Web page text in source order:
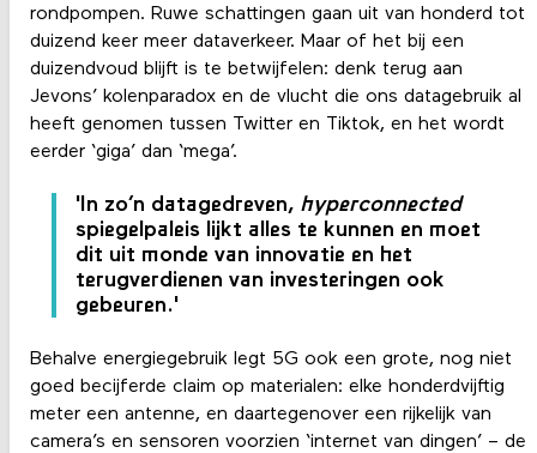
rondpompen. Ruwe schattingen gaan uit van honderd tot
duizend keer meer dataverkeer. Maar of het bij een
duizendvoud blijft is te betwijfelen: denk terug aan
Jevons’ kolenparadox en de vlucht die ons datagebruik al
heeft genomen tussen Twitter en Tiktok, en het wordt
eerder ‘giga’ dan ‘mega’.
'In zo’n datagedreven, hyperconnected
spiegelpaleis lijkt alles te kunnen en moet
dit uit monde van innovatie en het
terugverdienen van investeringen ook
gebeuren.'
Behalve energiegebruik legt 5G ook een grote, nog niet
goed becijferde claim op materialen: elke honderdvijftig
meter een antenne, en daartegenover een rijkelijk van
camera’s en sensoren voorzien ‘internet van dingen’ – de